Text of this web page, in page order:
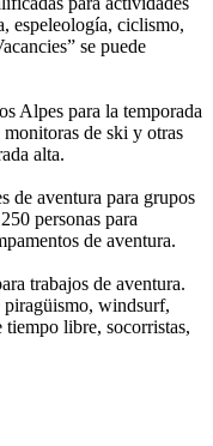
espeleología, ciclismo,
se puede
Alpes para la temporada
de ski y otras
alta.
de aventura para grupos
personas para
de aventura.
trabajos de aventura.
piragüismo, windsurf,
tiempo libre, socorristas,